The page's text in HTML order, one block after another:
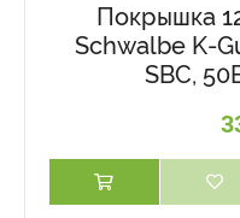
Покрышка
Schwalbe K-
SBC,